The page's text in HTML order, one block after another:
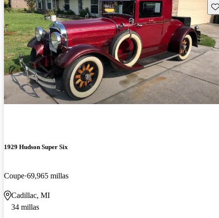
1929 Hudson Super Six
Coupe 69,965 millas
Cadillac, MI
34 millas